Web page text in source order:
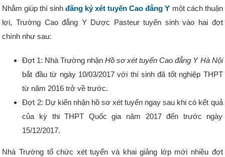
Nhằm giúp thí sinhđăng ký xét tuyển Cao đẳng Y một cách thuận
lợi, Trường Cao đẳng Y Dược Pasteur tuyển sinh vào hai đợt
chính như sau:
Đợt 1: Nhà Trường nhậnHồ sơ xét tuyển Cao đẳng Y Hà Nội
bắt đầu từ ngày 10/03/2017 với thí sinh đã tốt nghiệp THPT
từ năm 2016 trở về trước.
Đợt 2: Dự kiến nhận hồ sơ xét tuyển ngay sau khi có kết quả
của kỳ thi THPT Quốc gia năm 2017 đến trước ngày
15/12/2017.
Nhà Trường tổ chức xét tuyển và khai giảng lớp mới nhiều đợt